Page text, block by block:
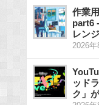
作業
part6
レン
2026
ッド
ク」